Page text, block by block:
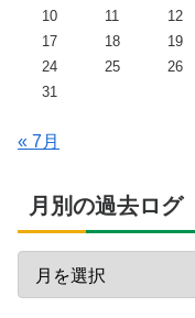
10
11 12
17
18 19
24
25 26
31
« 7月
月別の過去ログ